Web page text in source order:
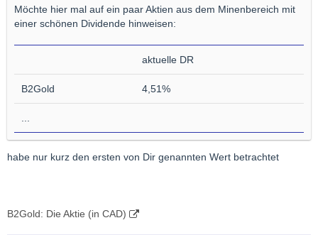
Möchte hier mal auf ein paar Aktien aus dem Minenbereich mit
einer schönen Dividende hinweisen:
aktuelle DR
B2Gold 4,51%
...
habe nur kurz den ersten von Dir genannten Wert betrachtet
B2Gold: Die Aktie (in CAD)